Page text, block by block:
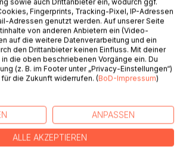
dass hinter dieser Entwicklung tiefere
der Geist der Verdichtung und
Luzifer, die Kraft der Überhöhung und
Denken, Fühlen und Handeln unserer
aber mit weitreichenden Folgen.
Sprache verbindet der Autor
mit zentralen Phänomenen
Dabei bleibt das Buch nicht bei
Frage:
inmitten dieser Kräfte bewusst
sowie auch Drittanbieter ein, wodurch ggf.
Fingerprints, Tracking-Pixel, IP-Adressen
Adressen genutzt werden. Auf unserer Seite
von anderen Anbietern ein (Video-
auf die weitere Datenverarbeitung und ein
den Drittanbieter keinen Einfluss. Mit deiner
die oben beschriebenen Vorgänge ein. Du
(z. B. im Footer unter „Privacy-Einstellungen“)
die Zukunft widerrufen. (BoD-Impressum)
ANPASSEN
ALLE AKZEPTIEREN